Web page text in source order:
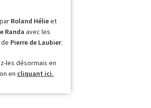
Roland Hélieet
Randa avec les
Pierre de Laubier.
les désormais en
en cliquant ici.